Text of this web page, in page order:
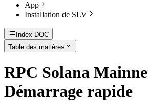
App
Installation de SLV
Index DOC
Table des matières
RPC Solana
Démarrage rapide